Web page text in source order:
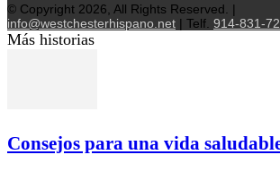
© Copyright 2026, All Rights Reserved. |
info@westchesterhispano.net | Telf. 914-831-
Más historias
Consejos para una vida